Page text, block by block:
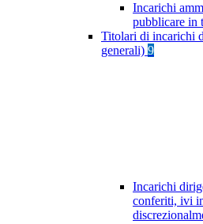
Incarichi
pubblicare in
Titolari di incarichi
generali) 9
Incarichi
conferiti, ivi